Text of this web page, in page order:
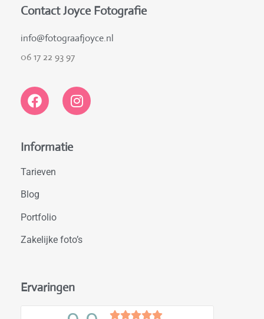
Contact Joyce Fotografie
info@fotograafjoyce.nl
06 17 22 93 97
Informatie
Tarieven
Blog
Portfolio
Zakelijke foto’s
Ervaringen